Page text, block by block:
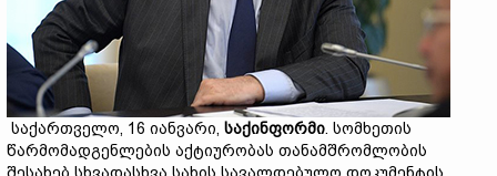
საქართველო, 16 იანვარი, საქინფორმი. სომხეთის
წარმომადგენლების აქტიურობას თანამშრომლობის